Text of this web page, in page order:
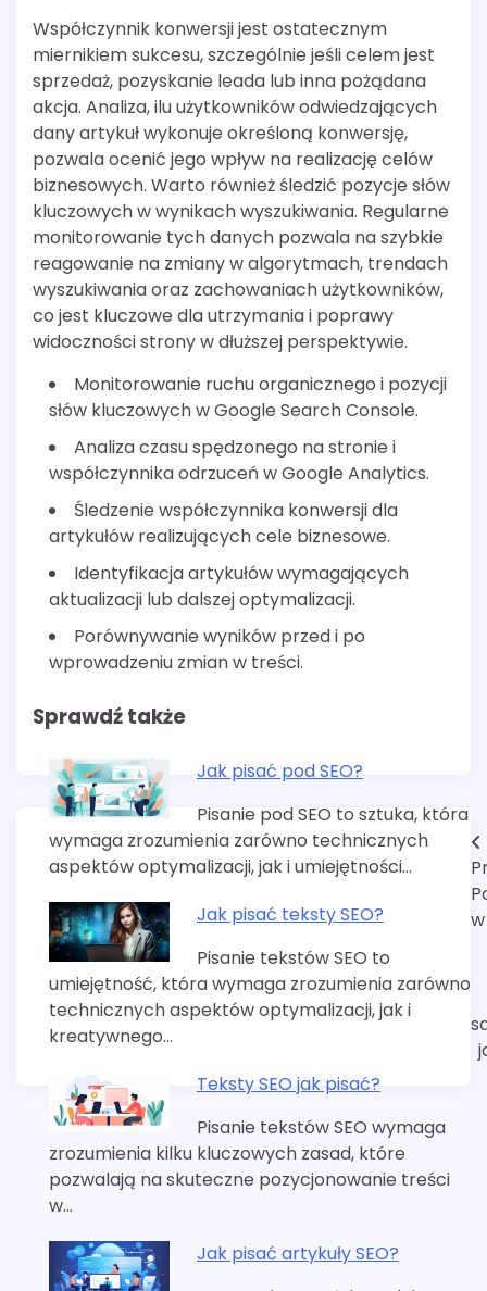
Współczynnik konwersji jest ostatecznym
miernikiem sukcesu, szczególnie jeśli celem jest
sprzedaż, pozyskanie leada lub inna pożądana
akcja. Analiza, ilu użytkowników odwiedzających
dany artykuł wykonuje określoną konwersję,
pozwala ocenić jego wpływ na realizację celów
biznesowych. Warto również śledzić pozycje słów
kluczowych w wynikach wyszukiwania. Regularne
monitorowanie tych danych pozwala na szybkie
reagowanie na zmiany w algorytmach, trendach
wyszukiwania oraz zachowaniach użytkowników,
co jest kluczowe dla utrzymania i poprawy
widoczności strony w dłuższej perspektywie.
Monitorowanie ruchu organicznego i pozycji
słów kluczowych w Google Search Console.
Analiza czasu spędzonego na stronie i
współczynnika odrzuceń w Google Analytics.
Śledzenie współczynnika konwersji dla
artykułów realizujących cele biznesowe.
Identyfikacja artykułów wymagających
aktualizacji lub dalszej optymalizacji.
Porównywanie wyników przed i po
wprowadzeniu zmian w treści.
Sprawdź także
Jak pisać pod SEO?
Pisanie pod SEO to sztuka, która
wymaga zrozumienia zarówno technicznych
aspektów optymalizacji, jak i umiejętności…
Jak pisać teksty SEO?
Pisanie tekstów SEO to
umiejętność, która wymaga zrozumienia zarówno
technicznych aspektów optymalizacji, jak i
kreatywnego…
Teksty SEO jak pisać?
Pisanie tekstów SEO wymaga
zrozumienia kilku kluczowych zasad, które
pozwalają na skuteczne pozycjonowanie treści
w…
Jak pisać artykuły SEO?
Nawigacja
wpisu